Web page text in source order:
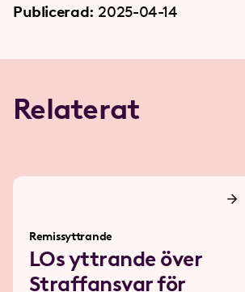
Publicerad: 2025-04-14
Relaterat
Remissyttrande
LOs yttrande över
Straffansvar för